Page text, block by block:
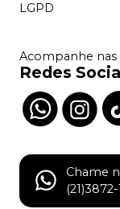
LGPD
Acompanhe nas
Redes
Chame